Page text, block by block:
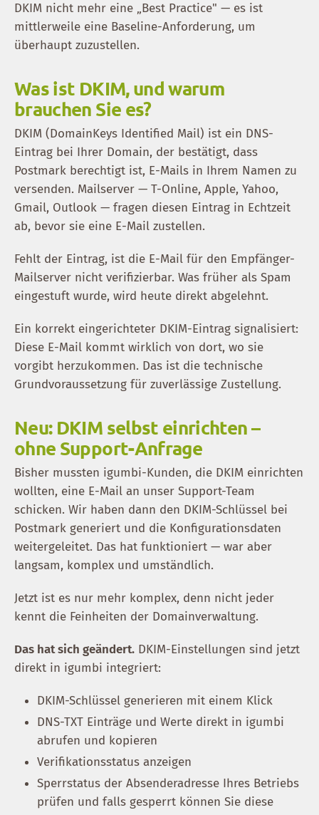
DKIM nicht mehr eine „Best Practice" — es ist
mittlerweile eine Baseline-Anforderung, um
überhaupt zuzustellen.
Was ist DKIM, und warum
brauchen Sie es?
DKIM (DomainKeys Identified Mail) ist ein DNS-
Eintrag bei Ihrer Domain, der bestätigt, dass
Postmark berechtigt ist, E-Mails in Ihrem Namen zu
versenden. Mailserver — T-Online, Apple, Yahoo,
Gmail, Outlook — fragen diesen Eintrag in Echtzeit
ab, bevor sie eine E-Mail zustellen.
Fehlt der Eintrag, ist die E-Mail für den Empfänger-
Mailserver nicht verifizierbar. Was früher als Spam
eingestuft wurde, wird heute direkt abgelehnt.
Ein korrekt eingerichteter DKIM-Eintrag signalisiert:
Diese E-Mail kommt wirklich von dort, wo sie
vorgibt herzukommen. Das ist die technische
Grundvoraussetzung für zuverlässige Zustellung.
Neu: DKIM selbst einrichten –
ohne Support-Anfrage
Bisher mussten igumbi-Kunden, die DKIM einrichten
wollten, eine E-Mail an unser Support-Team
schicken. Wir haben dann den DKIM-Schlüssel bei
Postmark generiert und die Konfigurationsdaten
weitergeleitet. Das hat funktioniert — war aber
langsam, komplex und umständlich.
Jetzt ist es nur mehr komplex, denn nicht jeder
kennt die Feinheiten der Domainverwaltung.
Das hat sich geändert. DKIM-Einstellungen sind jetzt
direkt in igumbi integriert:
DKIM-Schlüssel generieren mit einem Klick
DNS-TXT Einträge und Werte direkt in igumbi
abrufen und kopieren
Verifikationsstatus anzeigen
Sperrstatus der Absenderadresse Ihres Betriebs
prüfen und falls gesperrt können Sie diese